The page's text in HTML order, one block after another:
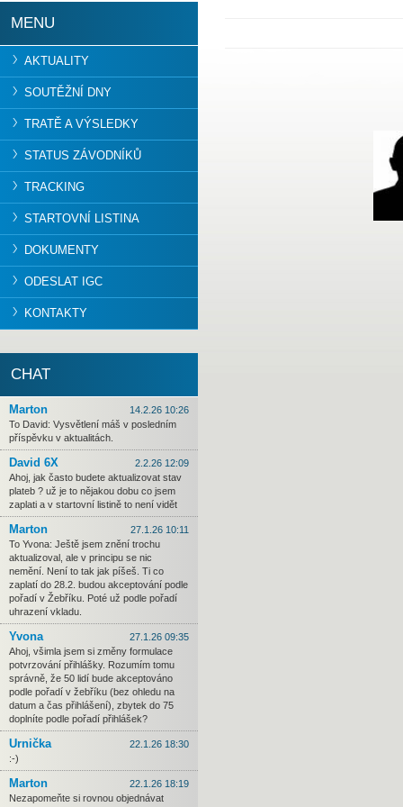
MENU
AKTUALITY
SOUTĚŽNÍ DNY
TRATĚ A VÝSLEDKY
STATUS ZÁVODNÍKŮ
TRACKING
STARTOVNÍ LISTINA
DOKUMENTY
ODESLAT IGC
KONTAKTY
CHAT
Marton
14.2.26 10:26
To David: Vysvětlení máš v posledním
příspěvku v aktualitách.
David 6X
2.2.26 12:09
Ahoj, jak často budete aktualizovat stav
plateb ? už je to nějakou dobu co jsem
zaplati a v startovní listině to není vidět
Marton
27.1.26 10:11
To Yvona: Ještě jsem znění trochu
aktualizoval, ale v principu se nic
nemění. Není to tak jak píšeš. Ti co
zaplatí do 28.2. budou akceptování podle
pořadí v Žebříku. Poté už podle pořadí
uhrazení vkladu.
Yvona
27.1.26 09:35
Ahoj, všimla jsem si změny formulace
potvrzování přihlášky. Rozumím tomu
správně, že 50 lidí bude akceptováno
podle pořadí v žebříku (bez ohledu na
datum a čas přihlášení), zbytek do 75
doplníte podle pořadí přihlášek?
Urnička
22.1.26 18:30
:-)
Marton
22.1.26 18:19
Nezapomeňte si rovnou objednávat